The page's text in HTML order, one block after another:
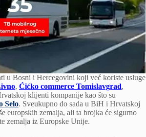
u Bosni i Hercegovini koji već koriste usluge
, Ćićko commerce Tomislavgrad,
klijenti kompanije kao što su
Selo. Sveukupno do sada u BiH i Hrvatskoj
europskih zemalja, ali ta brojka će sigurno
zemalja iz Europske Unije.